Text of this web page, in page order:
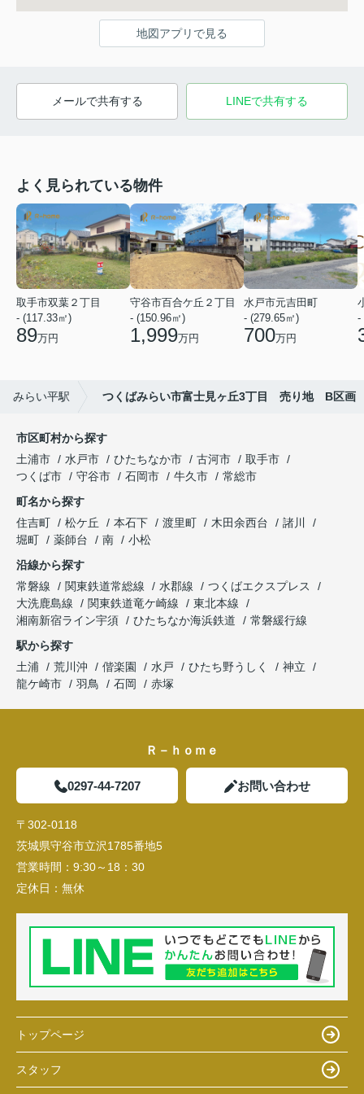
地図アプリで見る
メールで共有する LINEで共有する
よく見られている物件
取手市双葉２丁目
- (117.33㎡)
89万円
守谷市百合ケ丘２丁目
- (150.96㎡)
1,999万円
水戸市元吉田町
- (279.65㎡)
700万円
-
みらい平駅 つくばみらい市富士見ヶ丘3丁目 売り地 B区画
市区町村から探す
土浦市
水戸市 ひたちなか市 古河市
取手市
つくば市
守谷市 石岡市 牛久市
常総市
町名から探す
住吉町
松ケ丘 本石下 渡里町 木田余西台
諸川
堀町
薬師台 南
小松
沿線から探す
常磐線
関東鉄道常総線 水郡線
つくばエクスプレス
大洗鹿島線
関東鉄道竜ケ崎線
東北本線
湘南新宿ライン宇須
ひたちなか海浜鉄道
常磐緩行線
駅から探す
土浦
荒川沖 偕楽園 水戸 ひたち野うしく
神立
龍ケ崎市
羽鳥 石岡 赤塚
Ｒ－ｈｏｍｅ
0297-44-7207 お問い合わせ
〒302-0118
茨城県守谷市立沢1785番地5
営業時間： 9:30～18：30
定休日： 無休
トップページ
スタッフ